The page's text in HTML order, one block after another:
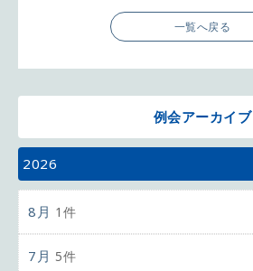
一覧へ戻る
例会アーカイブ
2026
8月 1件
7月 5件